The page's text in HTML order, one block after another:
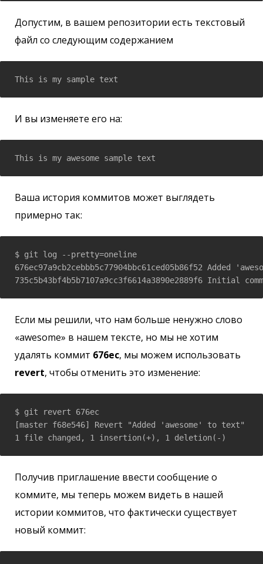
Допустим, в вашем репозитории есть текстовый
файл со следующим содержанием
This is my sample text
И вы изменяете его на:
This is my awesome sample text
Ваша история коммитов может выглядеть
примерно так:
$ git log --pretty=oneline
676ec97a9cb2cebbb5c77904bbc61ced05b86f52 Added
735c5b43bf4b5b7107a9cc3f6614a3890e2889f6 Initial
Если мы решили, что нам больше ненужно слово
«awesome» в нашем тексте, но мы не хотим
удалять коммит 676ec, мы можем использовать
revert, чтобы отменить это изменение:
$ git revert 676ec
[master f68e546] Revert "Added 'awesome' to text"
1 file changed, 1 insertion(+), 1 deletion(-)
Получив приглашение ввести сообщение о
коммите, мы теперь можем видеть в нашей
истории коммитов, что фактически существует
новый коммит: